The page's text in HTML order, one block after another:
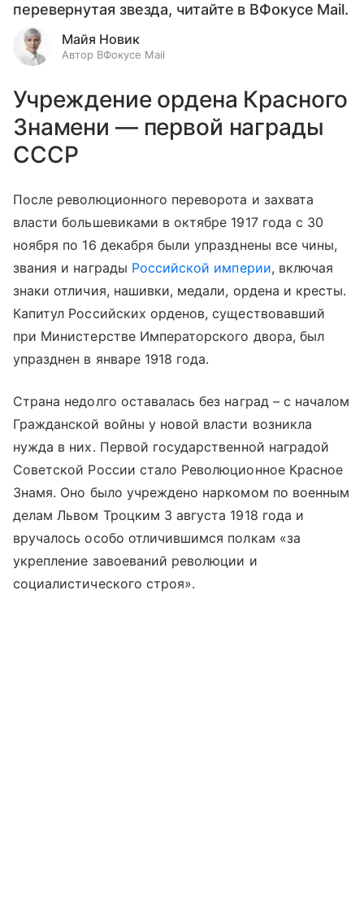
перевернутая звезда, читайте в ВФокусе Mail.
Майя Новик
Автор ВФокусе Mail
Учреждение ордена Красного
Знамени — первой награды
СССР
После революционного переворота и захвата
власти большевиками в октябре 1917 года с 30
ноября по 16 декабря были упразднены все чины,
звания и награды Российской империи, включая
знаки отличия, нашивки, медали, ордена и кресты.
Капитул Российских орденов, существовавший
при Министерстве Императорского двора, был
упразднен в январе 1918 года.
Страна недолго оставалась без наград – с началом
Гражданской войны у новой власти возникла
нужда в них. Первой государственной наградой
Советской России стало Революционное Красное
Знамя. Оно было учреждено наркомом по военным
делам Львом Троцким 3 августа 1918 года и
вручалось особо отличившимся полкам «за
укрепление завоеваний революции и
социалистического строя».